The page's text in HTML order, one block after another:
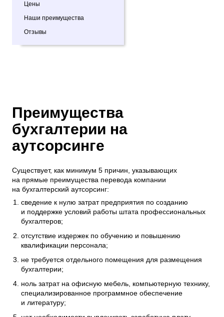
Цены
Наши преимущества
Отзывы
Преимущества
бухгалтерии на
аутсорсинге
Существует, как минимум 5 причин, указывающих
на прямые преимущества перевода компании
на бухгалтерский аутсорсинг:
сведение к нулю затрат предприятия по созданию
и поддержке условий работы штата профессиональных
бухгалтеров;
отсутствие издержек по обучению и повышению
квалификации персонала;
не требуется отдельного помещения для размещения
бухгалтерии;
ноль затрат на офисную мебель, компьютерную технику,
специализированное программное обеспечение
и литературу;